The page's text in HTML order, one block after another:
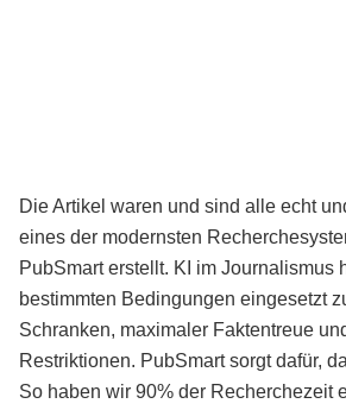
Die Artikel waren und sind alle echt
eines der modernsten
PubSmart erstellt. KI im Journalismus
bestimmten Bedingungen eingesetzt
Schranken, maximaler Faktentreue
Restriktionen. PubSmart sorgt dafür,
So haben wir 90% der Recherchezeit